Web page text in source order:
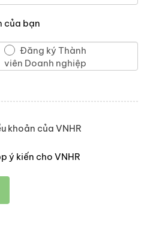
của bạn
Đăng ký Thành
viên Doanh nghiệp
khoản của VNHR
ý kiến cho VNHR